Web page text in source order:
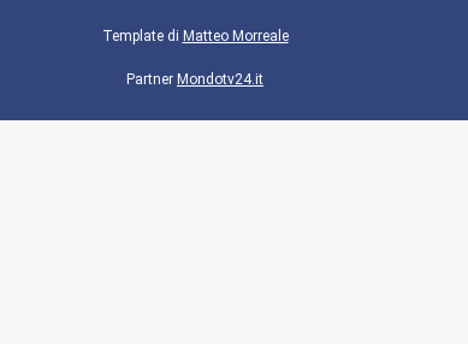
Template di Matteo Morreale
Partner Mondotv24.it